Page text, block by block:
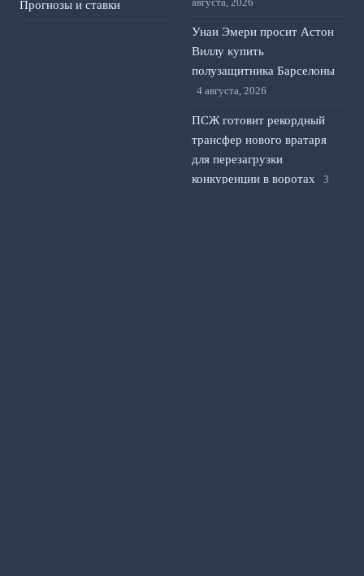
Прогнозы и ставки
Унаи Эмери просит Астон
Виллу купить
полузащитника Барселоны
4 августа, 2026
ПСЖ готовит рекордный
трансфер нового вратаря
для перезагрузки
конкуренции в воротах
3